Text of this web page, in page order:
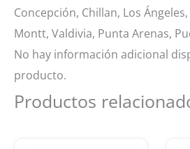
Concepción, Chillan, Los
Montt, Valdivia, Punta Arenas,
No hay información adicional
producto.
Productos